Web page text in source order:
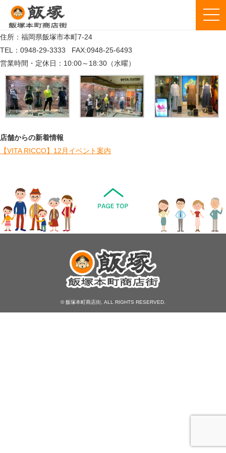
住所：福岡県飯塚市本町7-24
TEL：0948-29-3333 FAX:0948-25-6493
営業時間・定休日：10:00～18:30（水曜）
店舗からの新着情報
【VITA RICCO】12月イベント案内
© 飯塚本町商店街, ALL RIGHTS RESERVED.